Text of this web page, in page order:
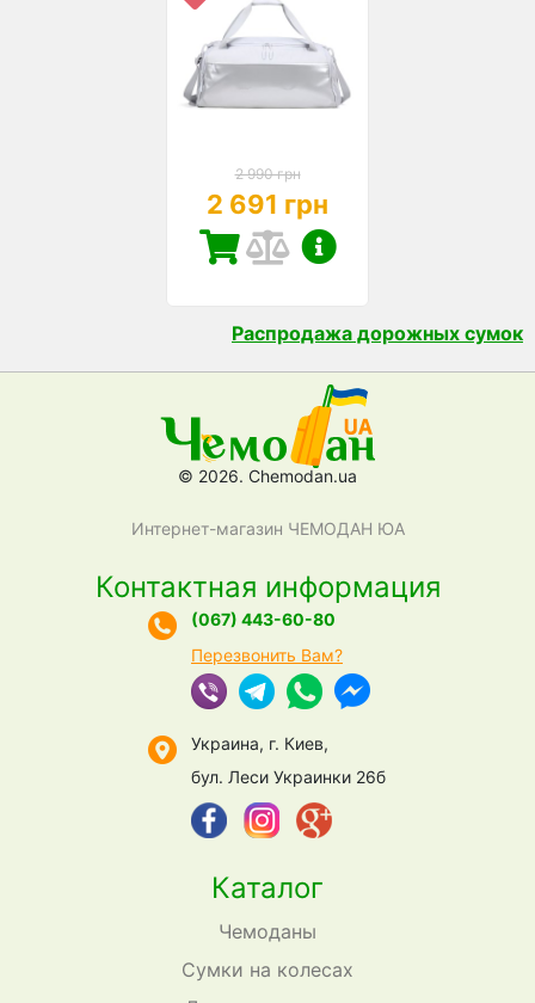
2 990 грн
2 691 грн
Распродажа дорожных сумок
© 2026. Chemodan.ua
Интернет-магазин ЧЕМОДАН ЮА
Каталог
Чемоданы
Сумки на колесах
Контактная информация
(067) 443-60-80
Перезвонить Вам?
Украина, г. Киев,
бул. Леси Украинки 26б